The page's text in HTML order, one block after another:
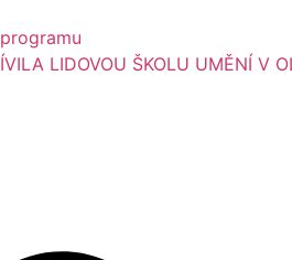
LIDOVOU ŠKOLU UMĚNÍ V